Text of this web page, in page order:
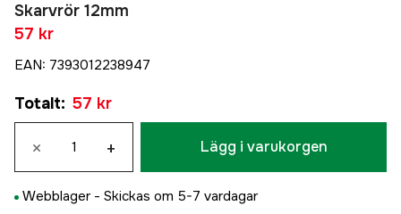
Skarvrör 12mm
57 kr
EAN: 7393012238947
Totalt: 57 kr
× + Lägg i varukorgen
Webblager - Skickas om 5-7 vardagar